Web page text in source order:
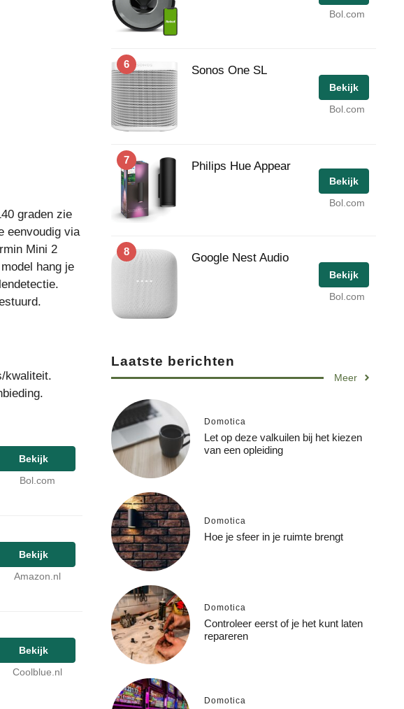
graden zie
eenvoudig via
Mini 2
hang je
kwaliteit.
Bekijk
Bol.com
Bekijk
Amazon.nl
Bekijk
Coolblue.nl
Bol.com
6 Sonos One SL
Bekijk
Bol.com
7 Philips Hue Appear
Bekijk
Bol.com
8 Google Nest Audio
Bekijk
Bol.com
Laatste berichten
Meer
Domotica
Let op deze valkuilen bij het kiezen
van een opleiding
Domotica
Hoe je sfeer in je ruimte brengt
Domotica
Controleer eerst of je het kunt laten
repareren
Domotica